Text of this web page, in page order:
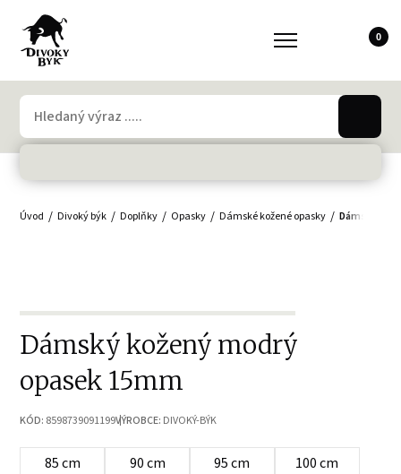
0
Úvod Divoký býk Doplňky Opasky Dámské kožené opasky Dámský
Dámský kožený modrý
opasek 15mm
KÓD: 8598739091199VÝROBCE: DIVOKÝ-BÝK
85 cm 90 cm 95 cm
100 cm